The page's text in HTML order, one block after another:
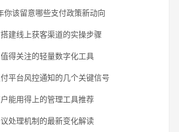
你该留意哪些支付政策新动向
建线上获客渠道的实操步骤
得关注的轻量数字化工具
平台风控通知的几个关键信号
能用得上的管理工具推荐
处理机制的最新变化解读